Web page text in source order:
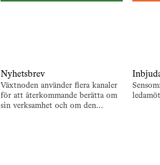
Nyhetsbrev
Växtnoden använder flera kanaler
för att återkommande berätta om
sin verksamhet och om den